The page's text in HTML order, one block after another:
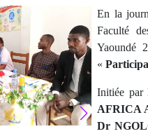
En la
Faculté
Yaoundé
«
Initiée par
AFRICA
Dr